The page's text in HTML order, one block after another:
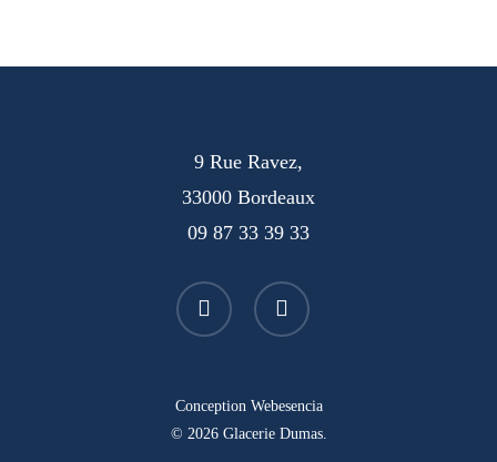
9 Rue Ravez,
33000 Bordeaux
09 87 33 39 33
facebook instagram
Conception Webesencia
© 2026 Glacerie Dumas.